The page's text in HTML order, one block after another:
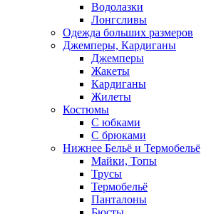
Водолазки
Лонгсливы
Одежда больших размеров
Джемперы, Кардиганы
Джемперы
Жакеты
Кардиганы
Жилеты
Костюмы
С юбками
С брюками
Нижнее Бельё и Термобельё
Майки, Топы
Трусы
Термобельё
Панталоны